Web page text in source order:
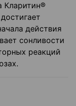
Кларитин®
действия
сонливости
реакций